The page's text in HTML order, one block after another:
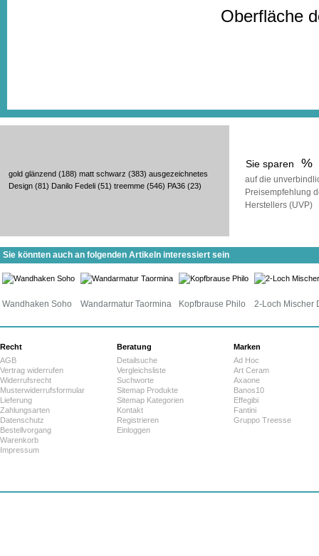
Oberfläche
Sie sparen %
auf die
Preisempfehlung
Herstellers (UVP)
gold glänzend (188) matt schwarz (383) ausgezeichnetes
Design (81) Danilo Fedeli (51) treemme (546) PA36 (23)
Sie könnten auch an folgenden Artikeln interessiert sein
Wandhaken Soho Wandarmatur Taormina Kopfbrause Philo 2-Loch Mischer
Recht
AGB
Vertrag widerrufen
Widerrufsrecht
Musterwiderrufsformular
Lieferung
Zahlungsarten
Datenschutz
Bestellvorgang
Warenkorb
Impressum
Beratung
Detailsuche
Vergleichsliste
Suchworte
Sitemap Produkte
Sitemap Kategorien
Kontakt
Registrieren
Einloggen
Marken
Ad Hoc
Art Ceram
Axaone
Banos10
Effegibi
Fantini
Gruppo Treesse